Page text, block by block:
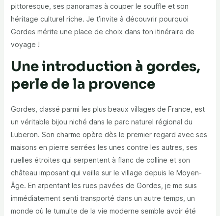
pittoresque, ses panoramas à couper le souffle et son
héritage culturel riche. Je t’invite à découvrir pourquoi
Gordes mérite une place de choix dans ton itinéraire de
voyage !
Une introduction à gordes,
perle de la provence
Gordes, classé parmi les plus beaux villages de France, est
un véritable bijou niché dans le parc naturel régional du
Luberon. Son charme opère dès le premier regard avec ses
maisons en pierre serrées les unes contre les autres, ses
ruelles étroites qui serpentent à flanc de colline et son
château imposant qui veille sur le village depuis le Moyen-
Âge. En arpentant les rues pavées de Gordes, je me suis
immédiatement senti transporté dans un autre temps, un
monde où le tumulte de la vie moderne semble avoir été